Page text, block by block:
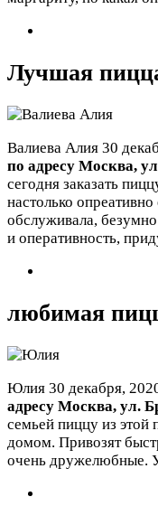
Лучшая
Валиева Алия 30
по адресу Москва,
сегодня заказать
настолько
обслуживала,
и оперативность,
любимая
Юлия 30 декабря,
адресу Москва, ул.
семьей пиццу из этой
домом. Привозят
очень дружелюбные.